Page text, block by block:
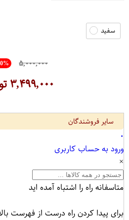
سفید
۵,۰۰۰,۰۰۰
۳,۴۹۹,۰۰۰
سایر فروشندگان
۰
ورود به حساب کاربری
×
متاسفانه راه را اشتباه آمده اید
برای پیدا کردن راه درست از فهرست